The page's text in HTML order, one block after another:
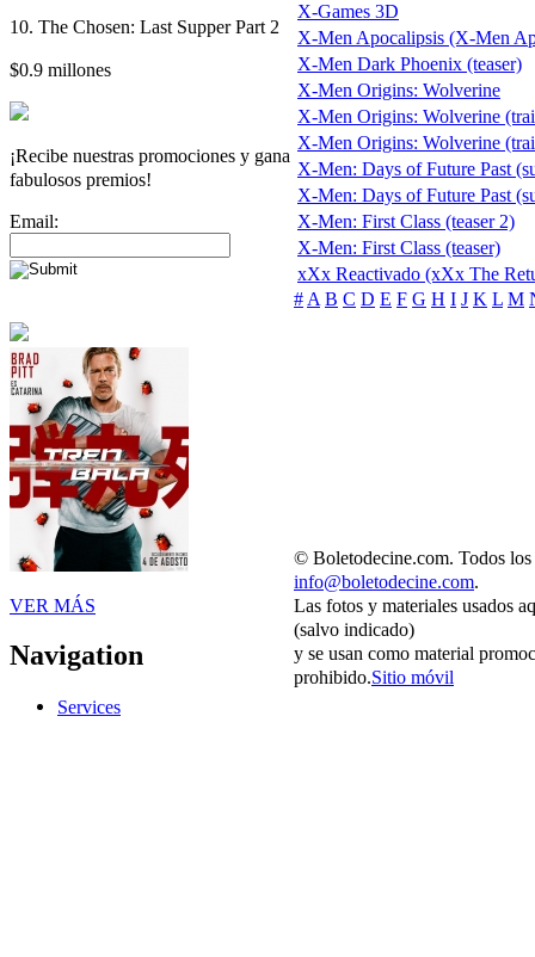
10. The Chosen: Last Supper Part 2
$0.9 millones
¡Recibe nuestras promociones y gana
fabulosos premios!
Email:
VER MÁS
Navigation
Services
X-Games 3D
X-Men Apocalipsis (X-Men
X-Men Dark Phoenix (teaser)
X-Men Origins: Wolverine
X-Men Origins: Wolverine
X-Men Origins: Wolverine
X-Men: Days of Future Past
X-Men: Days of Future Past
X-Men: First Class (teaser 2)
X-Men: First Class (teaser)
xXx Reactivado (xXx The
# A B C D E F G H I J K L M
© Boletodecine.com. Todos los
info@boletodecine.com.
Las fotos y materiales usados
(salvo indicado)
y se usan como material
prohibido.Sitio móvil